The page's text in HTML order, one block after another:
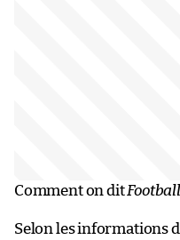
Comment on ditF
Selon les informations